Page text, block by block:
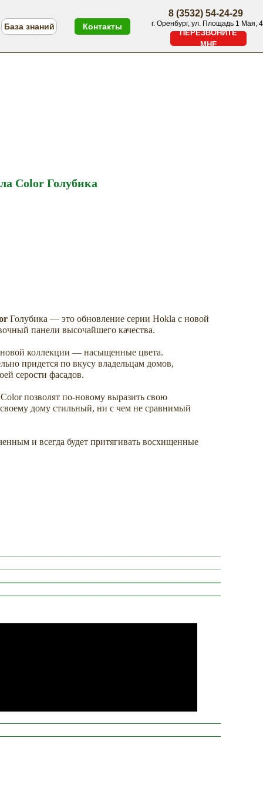
База знаний
ПЕРЕЗВОНИТЕ
МНЕ
Контакты
8 (3532) 54-24-29
г. Оренбург, ул. Площадь 1 Мая, 4
Color Голубика
Голубика — это обновление серии Hokla с новой
панели высочайшего качества.
новой коллекции — насыщенные цвета.
придется по вкусу владельцам домов,
серости фасадов.
позволят по-новому выразить свою
дому стильный, ни с чем не сравнимый
и всегда будет притягивать восхищенные